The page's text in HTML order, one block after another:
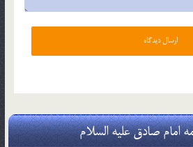
امام صادق علیه السلام